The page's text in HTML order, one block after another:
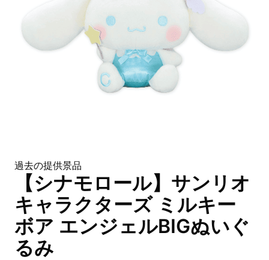
過去の提供景品
【シナモロール】サンリオ
キャラクターズ ミルキー
ボア エンジェルBIGぬいぐ
るみ